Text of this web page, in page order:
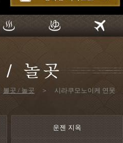
볼곳 / 놀곳 ＞ 시라쿠모노이케 연못
운젠 지옥